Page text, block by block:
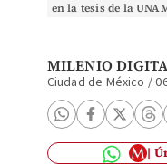
en la tesis de la
MILENIO
Ciudad de México /